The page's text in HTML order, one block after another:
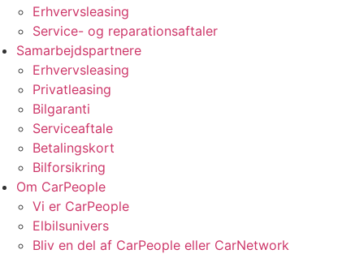
Erhvervsleasing
Service- og reparationsaftaler
Samarbejdspartnere
Erhvervsleasing
Privatleasing
Bilgaranti
Serviceaftale
Betalingskort
Bilforsikring
Om CarPeople
Vi er CarPeople
Elbilsunivers
Bliv en del af CarPeople eller CarNetwork